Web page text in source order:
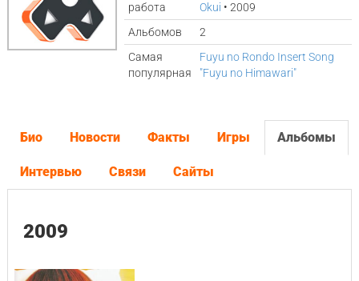
работа
Okui • 2009
Альбомов
2
Самая
популярная
Fuyu no Rondo Insert Song
"Fuyu no Himawari"
Био Новости Факты Игры Альбомы
Интервью Связи Сайты
2009